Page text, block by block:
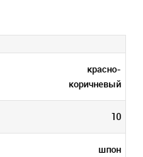
красно-
коричневый
10
шпон